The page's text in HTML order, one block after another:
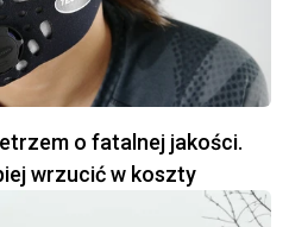
o fatalnej jakości.
wrzucić w koszty